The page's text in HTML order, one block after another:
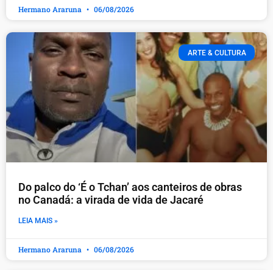
Hermano Araruna 06/08/2026
ARTE & CULTURA
Do palco do ‘É o Tchan’ aos canteiros de obras
no Canadá: a virada de vida de Jacaré
LEIA MAIS »
Hermano Araruna 06/08/2026